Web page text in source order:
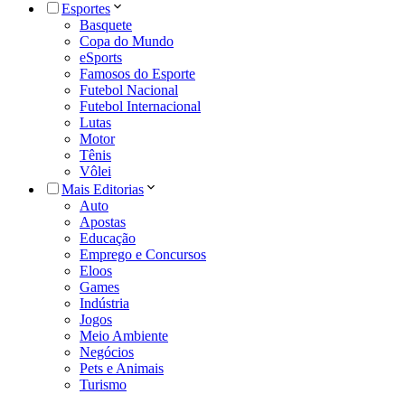
Esportes
Basquete
Copa do Mundo
eSports
Famosos do Esporte
Futebol Nacional
Futebol Internacional
Lutas
Motor
Tênis
Vôlei
Mais Editorias
Auto
Apostas
Educação
Emprego e Concursos
Eloos
Games
Indústria
Jogos
Meio Ambiente
Negócios
Pets e Animais
Turismo